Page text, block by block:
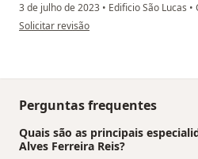
3 de julho de 2023 • Edificio São Lucas •
na opinião do utilizador Elisabete
Solicitar revisão
Perguntas frequentes
Quais são as principais
Alves Ferreira Reis?